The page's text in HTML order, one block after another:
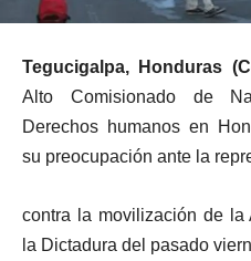
Tegucigalpa, Honduras
Alto Comisionado de
Derechos humanos en
su preocupación ante la
contra la movilización de la
la Dictadura del pasado